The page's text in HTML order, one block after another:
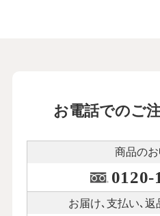
お電話でのご
商品の
0120-
お届け､支払い､ 返